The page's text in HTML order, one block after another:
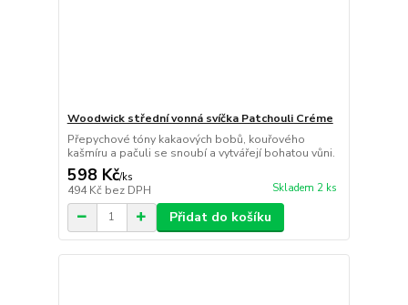
Woodwick střední vonná svíčka Patchouli Créme
Přepychové tóny kakaových bobů, kouřového
kašmíru a pačuli se snoubí a vytvářejí bohatou vůni.
598 Kč/ks
494 Kč bez DPH Skladem 2 ks
Přidat do košíku